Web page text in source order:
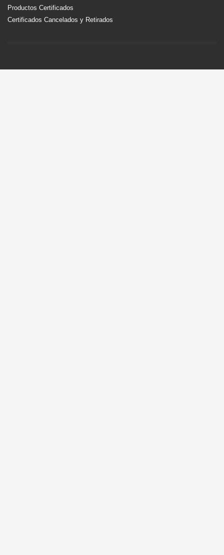
Productos Certificados
Certificados Cancelados y Retirados